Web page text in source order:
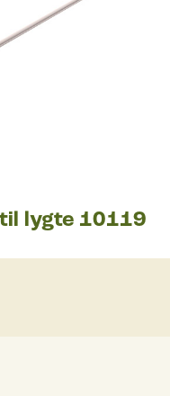
lygte 10119